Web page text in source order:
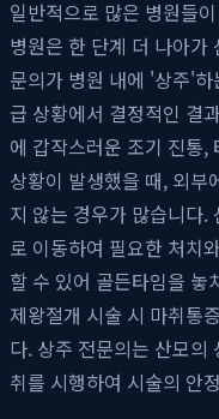
일반적으로 많은 병원들
병원은 한 단계 더 나아가
문의가 병원 내에 '상주'
급 상황에서 결정적인 결
에 갑작스러운 조기 진통,
상황이 발생했을 때, 외부
지 않는 경우가 많습니다.
로 이동하여 필요한 처치와
할 수 있어 골든타임을 놓
제왕절개 시술 시 마취통
다. 상주 전문의는 산모의
취를 시행하여 시술의 안